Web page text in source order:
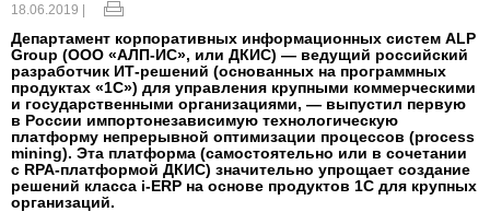
18.06.2019 |
Департамент корпоративных информационных систем ALP
Group (ООО «АЛП-ИС», или ДКИС) — ведущий российский
разработчик ИТ-решений (основанных на программных
продуктах «1С») для управления крупными коммерческими
и государственными организациями, — выпустил первую
в России импортонезависимую технологическую
платформу непрерывной оптимизации процессов (process
mining). Эта платформа (самостоятельно или в сочетании
с RPA-платформой ДКИС) значительно упрощает создание
решений класса i-ERP на основе продуктов 1С для крупных
организаций.